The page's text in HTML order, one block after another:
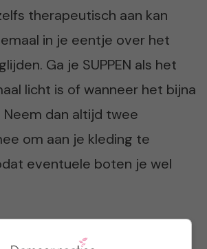
therapeutisch aan kan
in je eentje over het
Ga je SUPPEN als het
licht is of wanneer het bijna
dan altijd twee
om aan je kleding te
eventuele boten je wel